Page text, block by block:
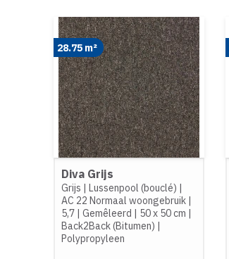
28.75 m²
Diva Grijs
Grijs Lussenpool (bouclé)
AC 22 Normaal woongebruik
5,7
Gemêleerd 50 x 50 cm
Back2Back (Bitumen)
Polypropyleen